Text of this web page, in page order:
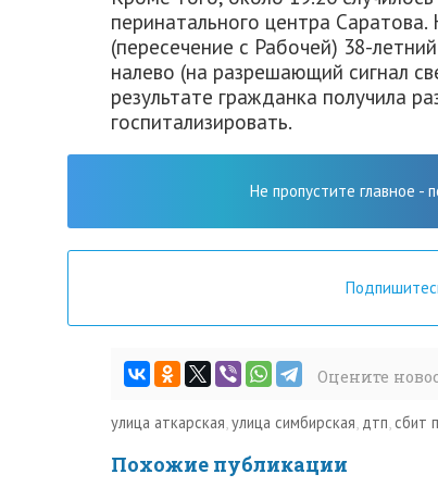
перинатального центра
(пересечение с Рабочей) 38-
налево (на разрешающий сигнал
результате гражданка получила
госпитализировать.
Не пропустите главное -
Оцените
улица аткарская,улица симбирская, дтп, сбит
Похожие публикации